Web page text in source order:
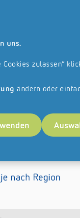
uns.
zulassen“
ändern oder
nach Region